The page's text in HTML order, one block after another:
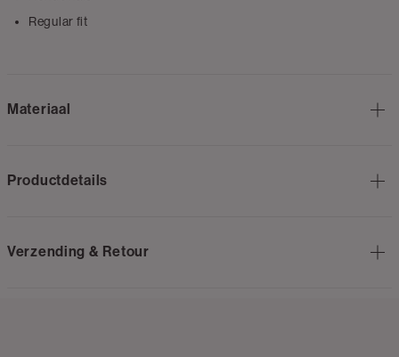
Regular fit
Materiaal
Productdetails
Verzending & Retour